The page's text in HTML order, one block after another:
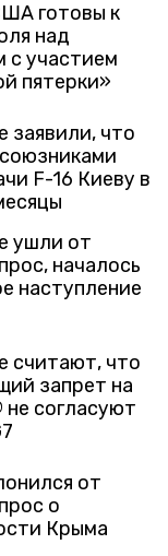
готовы к
над
с участием
пятерки»
заявили, что
F-16 Киеву в
ушли от
началось
наступление
считают, что
запрет на
согласуют
от
о
Крыма